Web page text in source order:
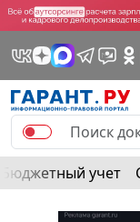
Бюджетный учет